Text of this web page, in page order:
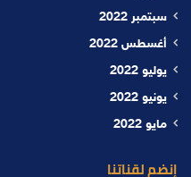
سبتمبر 2022
أغسطس 2022
يوليو 2022
يونيو 2022
مايو 2022
إنضم لقناتنا